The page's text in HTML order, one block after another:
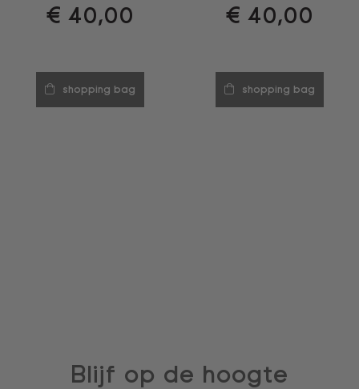
€ 40,00
shopping bag
€ 40,00
shopping bag
Blijf op de hoogte